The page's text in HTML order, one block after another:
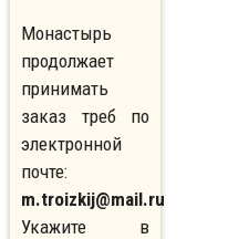
Монастырь
продолжает
принимать
заказ треб по
электронной
почте:
m.troizkij@mail.ru
Укажите в